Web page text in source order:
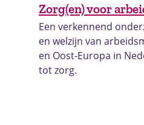
Zorg(en) voor
Een verkennend
en welzijn van
en Oost-Europa in
tot zorg.